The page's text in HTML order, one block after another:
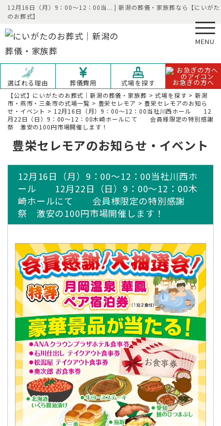
12月16日（月）9：00～12：00当... | 新潟の葬儀・家族葬なら【にいがた
のお葬式】
MENU
選ばれる理由 葬儀費用 式場を探す お急ぎの方へ
【公式】にいがたのお葬式｜新潟の葬儀・家族葬 >式場を探す >新潟
市・燕市・三条市の式場一覧 > 豊栄セレモア > 豊栄セレモアのお知ら
せ・イベント > 12月16日（月）9：00～12：00当社川西ホール 12
月22日（日）9：00～12：00木崎ホールにて 会員様限定の特別感謝
祭 激安の100円市場開催します！
豊栄セレモアのお知らせ・イベント
12月16日（月）9：00～12：00当社川西ホ
ール 12月22日（日）9：00～12：00木
崎ホールにて 会員様限定の特別感謝
祭 激安の100円市場開催します！